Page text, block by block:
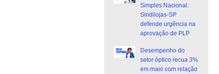
Simples Nacional:
Sindilojas-SP
defende urgência na
aprovação de PLP
Desempenho do
setor óptico recua 3%
em maio com relação